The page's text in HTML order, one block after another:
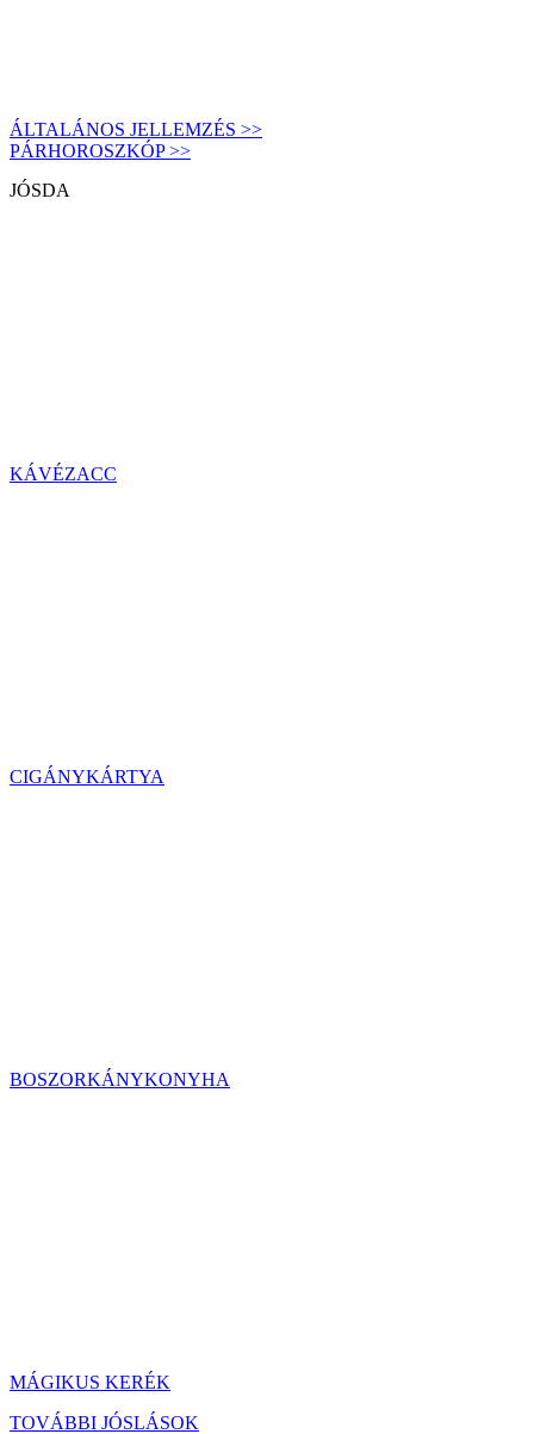
ÁLTALÁNOS JELLEMZÉS >>
PÁRHOROSZKÓP >>
JÓSDA
KÁVÉZACC
CIGÁNYKÁRTYA
BOSZORKÁNYKONYHA
MÁGIKUS KERÉK
TOVÁBBI JÓSLÁSOK